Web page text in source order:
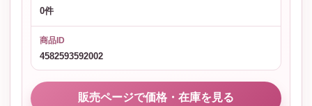
0件
商品ID
4582593592002
販売ページで価格・在庫を見る